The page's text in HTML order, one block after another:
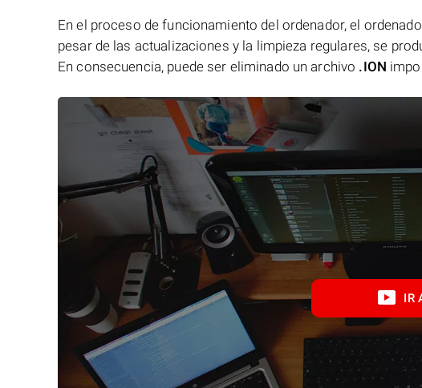
En el proceso de funcionamiento del ordenador, el
pesar de las actualizaciones y la limpieza regulares, se
En consecuencia, puede ser eliminado un archivo .ION
IR